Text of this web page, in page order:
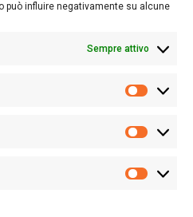
può influire negativamente su alcune
Sempre attivo
Carbonia